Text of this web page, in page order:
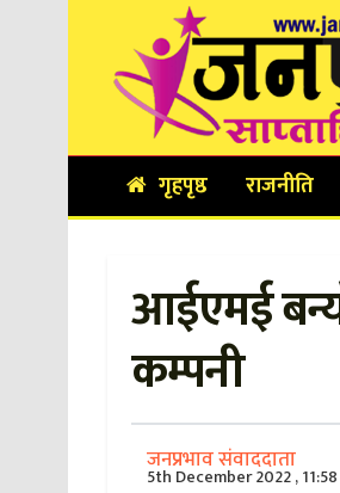
गृहपृष्ठ राजनीति
आईएमई
कम्पनी
जनप्रभाव संवाददाता
5th December 2022 , 11:58